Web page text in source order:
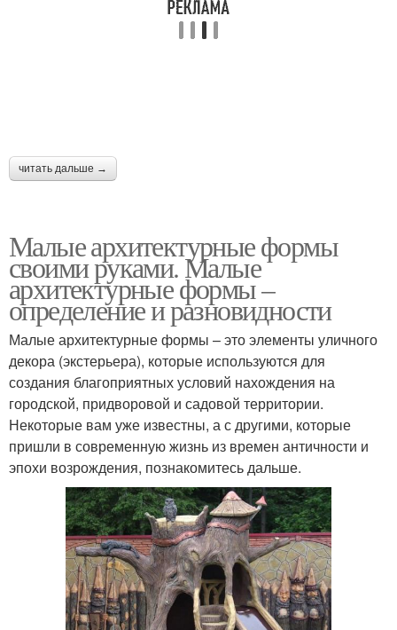
читать дальше →
Малые архитектурные формы
своими руками. Малые
архитектурные формы –
определение и разновидности
Малые архитектурные формы – это элементы уличного
декора (экстерьера), которые используются для
создания благоприятных условий нахождения на
городской, придворовой и садовой территории.
Некоторые вам уже известны, а с другими, которые
пришли в современную жизнь из времен античности и
эпохи возрождения, познакомитесь дальше.